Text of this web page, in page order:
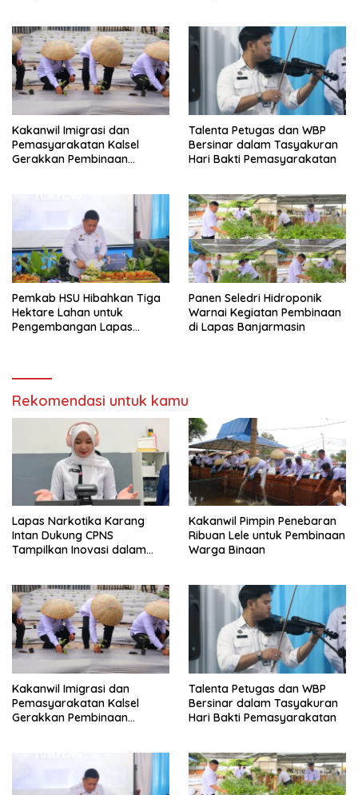
Kakanwil Imigrasi dan
Pemasyarakatan Kalsel
Gerakkan Pembinaan
Talenta Petugas dan WBP
Bersinar dalam Tasyakuran
Hari Bakti Pemasyarakatan
Pemkab HSU Hibahkan Tiga
Hektare Lahan untuk
Pengembangan Lapas
Panen Seledri Hidroponik
Warnai Kegiatan Pembinaan
di Lapas Banjarmasin
Rekomendasi untuk kamu
Lapas Narkotika Karang
Intan Dukung CPNS
Tampilkan Inovasi dalam
Kakanwil Pimpin Penebaran
Ribuan Lele untuk Pembinaan
Warga Binaan
Kakanwil Imigrasi dan
Pemasyarakatan Kalsel
Gerakkan Pembinaan
Talenta Petugas dan WBP
Bersinar dalam Tasyakuran
Hari Bakti Pemasyarakatan